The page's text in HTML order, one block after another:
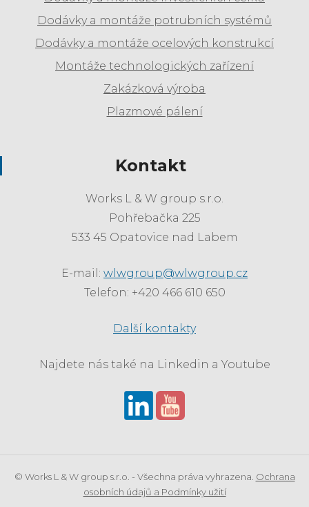
Dodávky a montáže potrubních systémů
Dodávky a montáže ocelových konstrukcí
Montáže technologických zařízení
Zakázková výroba
Plazmové pálení
Kontakt
Works L & W group s.r.o.
Pohřebačka 225
533 45 Opatovice nad Labem
E-mail: wlwgroup@wlwgroup.cz
Telefon: +420 466 610 650
Další kontakty
Najdete nás také na Linkedin a Youtube
© Works L & W group s.r.o. - Všechna práva vyhrazena. Ochrana
osobních údajů a Podmínky užití